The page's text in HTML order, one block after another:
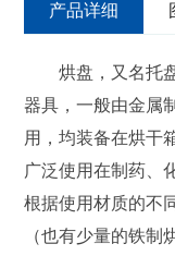
产品详细
烘盘，又名托盘
器具，一般由金属
用，均装备在烘干
广泛使用在制药、
根据使用材质的不
（也有少量的铁